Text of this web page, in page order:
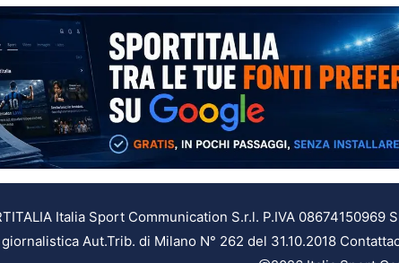
Italia Sport Communication S.r.l. P.IVA
Aut.Trib. di Milano N° 262 del 31.10.2018